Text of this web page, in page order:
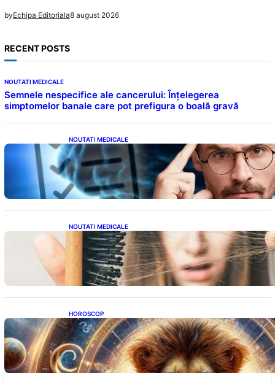
byEchipa Editoriala8 august 2026
RECENT POSTS
NOUTATI MEDICALE
Semnele nespecifice ale cancerului: Înțelegerea
simptomelor banale care pot prefigura o boală gravă
NOUTATI MEDICALE
Inteligența dincolo de note: Semnele unui IQ
ridicat care nu țin de școală
NOUTATI MEDICALE
Semnele unei deficiențe de proteine:
Impactul asupra sănătății tale
HOROSCOP
Portalul Leului 8/8: Oportunități de
Abundență pentru Cinci Zodii în 2026